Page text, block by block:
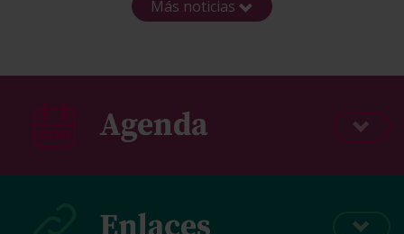
Más noticias